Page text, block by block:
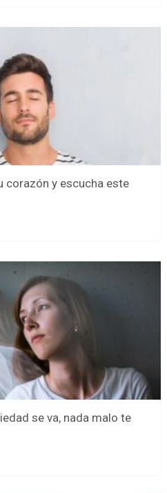
corazón y escucha este
se va, nada malo te